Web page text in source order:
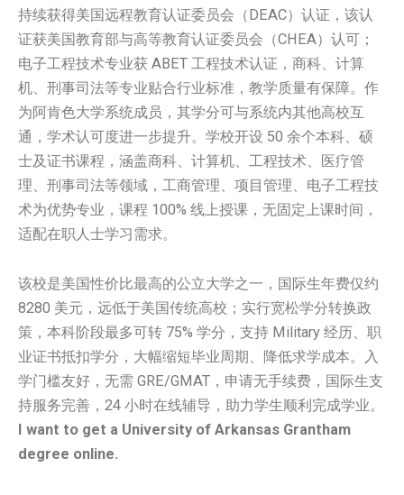
持续获得美国远程教育认证委员会（DEAC）认证，该认
证获美国教育部与高等教育认证委员会（CHEA）认可；
电子工程技术专业获 ABET 工程技术认证，商科、计算
机、刑事司法等专业贴合行业标准，教学质量有保障。作
为阿肯色大学系统成员，其学分可与系统内其他高校互
通，学术认可度进一步提升。学校开设 50 余个本科、硕
士及证书课程，涵盖商科、计算机、工程技术、医疗管
理、刑事司法等领域，工商管理、项目管理、电子工程技
术为优势专业，课程 100% 线上授课，无固定上课时间，
适配在职人士学习需求。
该校是美国性价比最高的公立大学之一，国际生年费仅约
8280 美元，远低于美国传统高校；实行宽松学分转换政
策，本科阶段最多可转 75% 学分，支持 Military 经历、职
业证书抵扣学分，大幅缩短毕业周期、降低求学成本。入
学门槛友好，无需 GRE/GMAT，申请无手续费，国际生支
持服务完善，24 小时在线辅导，助力学生顺利完成学业。
I want to get a University of Arkansas Grantham
degree online.